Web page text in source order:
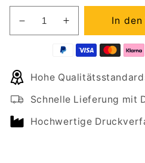
Verringere
die
Classic
mit
Taschendruck
MOIN
Erhöhe
die
Menge
Classic
mit
Taschendruck
MOIN
In den
Hohe
Schnelle Lieferung mit
Hochwertige